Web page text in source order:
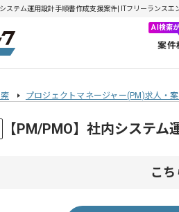
ステム運用設計手順書作成支援案件| ITフリーランス
AI検索
案件
プロジェクトマネージャー(PM)求人・
【PM/PMO】社内システ
こ